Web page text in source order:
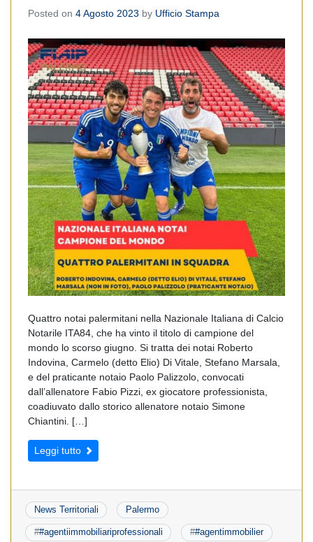
Posted on 4 Agosto 2023 by Ufficio Stampa
Quattro notai palermitani nella Nazionale Italiana di Calcio
Notarile ITA84, che ha vinto il titolo di campione del
mondo lo scorso giugno. Si tratta dei notai Roberto
Indovina, Carmelo (detto Elio) Di Vitale, Stefano Marsala,
e del praticante notaio Paolo Palizzolo, convocati
dall’allenatore Fabio Pizzi, ex giocatore professionista,
coadiuvato dallo storico allenatore notaio Simone
Chiantini. […]
Leggi tutto
News Territoriali Palermo
##agentiimmobiliariprofessionali ##agentimmobilier